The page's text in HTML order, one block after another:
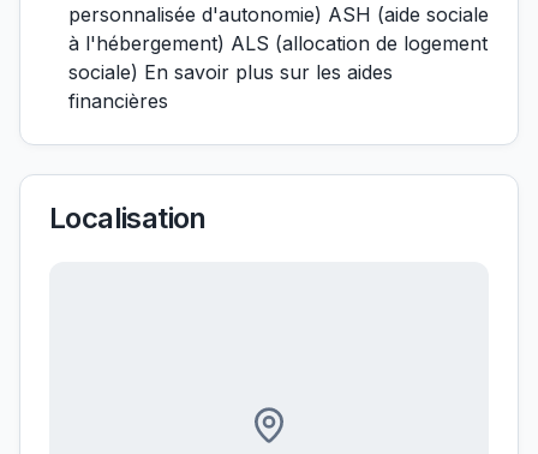
personnalisée d'autonomie) ASH (aide sociale
à l'hébergement) ALS (allocation de logement
sociale) En savoir plus sur les aides
financières
Localisation